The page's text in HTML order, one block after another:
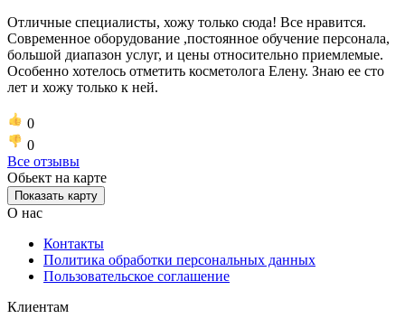
Отличные специалисты, хожу только сюда! Все нравится.
Современное оборудование ,постоянное обучение персонала,
большой диапазон услуг, и цены относительно приемлемые.
Особенно хотелось отметить косметолога Елену. Знаю ее сто
лет и хожу только к ней.
0
0
Все отзывы
Обьект на карте
Показать карту
О нас
Контакты
Политика обработки персональных данных
Пользовательское соглашение
Клиентам